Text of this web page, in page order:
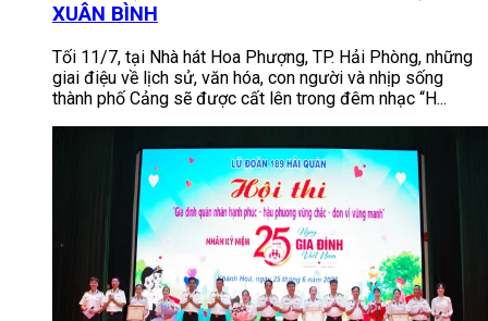
XUÂN BÌNH
Tối 11/7, tại Nhà hát Hoa Phượng, TP. Hải Phòng, những
giai điệu về lịch sử, văn hóa, con người và nhịp sống
thành phố Cảng sẽ được cất lên trong đêm nhạc “H...